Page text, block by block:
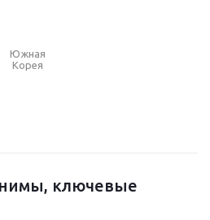
Южная
Корея
ключевые